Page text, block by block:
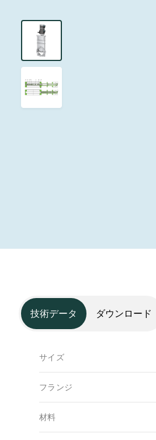
キャリア
サプライチェーンマネジメント
ダウンロード
技術データ ダウンロード
サイズ
フランジ
材料